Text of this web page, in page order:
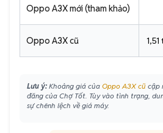
Oppo A3X mới (tham khảo)
Oppo A3X cũ
Lưu ý: Khoảng giá của Oppo A3X cũ cập
đăng của Chợ Tốt. Tùy vào tình trạng,
sự chênh lệch về giá máy.